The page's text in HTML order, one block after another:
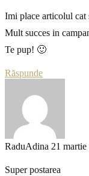
Imi place articolul cat
Mult succes in
Te pup! 🙂
Răspunde
RaduAdina 21
Super postarea